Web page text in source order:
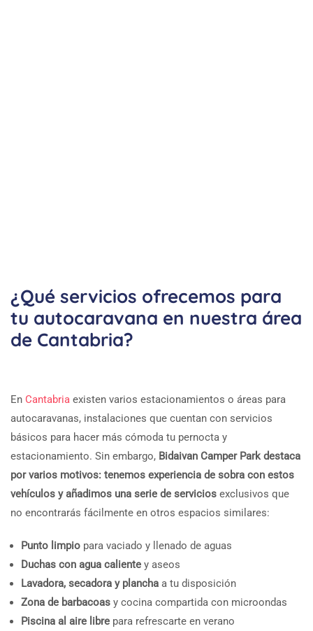
¿Qué servicios ofrecemos para
tu autocaravana en nuestra área
de Cantabria?
En Cantabria existen varios estacionamientos o áreas para
autocaravanas, instalaciones que cuentan con servicios
básicos para hacer más cómoda tu pernocta y
estacionamiento. Sin embargo, Bidaivan Camper Park destaca
por varios motivos: tenemos experiencia de sobra con estos
vehículos y añadimos una serie de servicios exclusivos que
no encontrarás fácilmente en otros espacios similares:
Punto limpio para vaciado y llenado de aguas
Duchas con agua caliente y aseos
Lavadora, secadora y plancha a tu disposición
Zona de barbacoas y cocina compartida con microondas
Piscina al aire libre para refrescarte en verano